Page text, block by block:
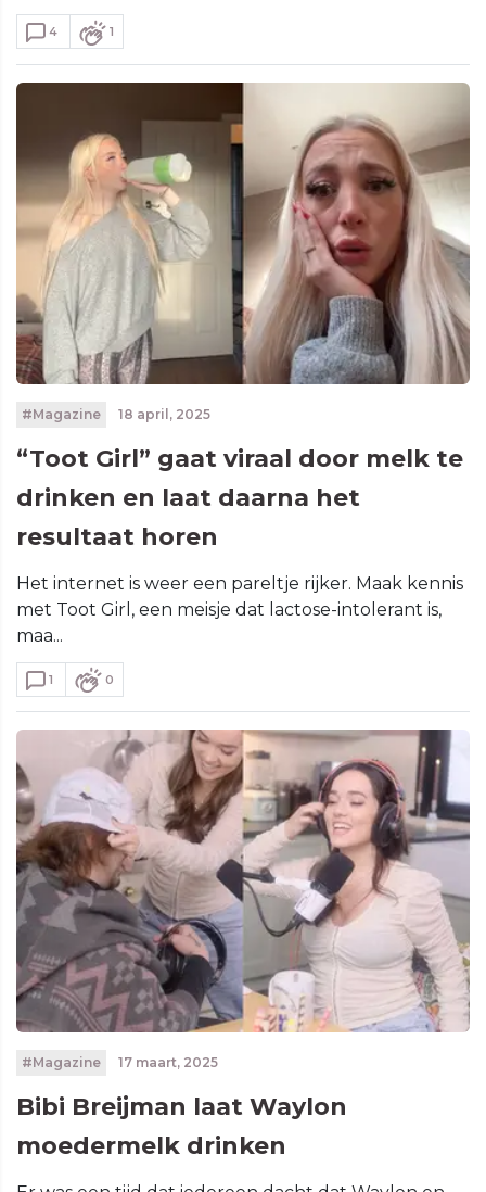
4 1
#Magazine 18 april, 2025
“Toot Girl” gaat viraal door melk te
drinken en laat daarna het
resultaat horen
Het internet is weer een pareltje rijker. Maak kennis
met Toot Girl, een meisje dat lactose-intolerant is,
maa...
1 0
#Magazine 17 maart, 2025
Bibi Breijman laat Waylon
moedermelk drinken